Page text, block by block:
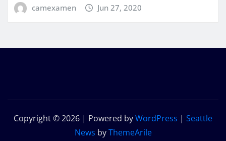
camexamen Jun 27, 2020
Copyright © 2026 | Powered byWordPress | Seattle
News byThemeArile